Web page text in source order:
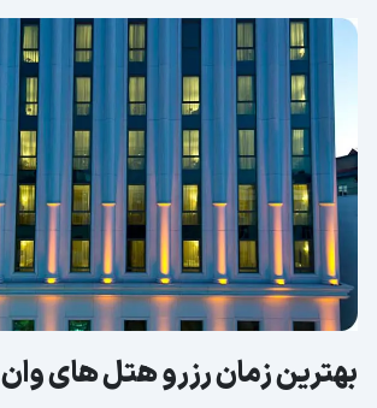
بهترین زمان رزرو هتل های وان